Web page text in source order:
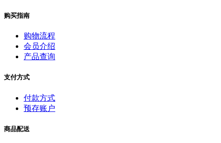
购买指南
购物流程
会员介绍
产品查询
支付方式
付款方式
预存账户
商品配送